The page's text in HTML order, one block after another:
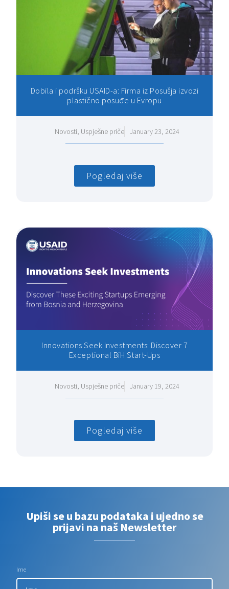
Dobila i podršku USAID-a: Firma iz Posušja izvozi
plastično posuđe u Evropu
Novosti, Uspješne priče January 23, 2024
Pogledaj više
Innovations Seek Investments: Discover 7
Exceptional BiH Start-Ups
Novosti, Uspješne priče January 19, 2024
Pogledaj više
Upiši se u bazu podataka i ujedno se
prijavi na naš Newsletter
Ime